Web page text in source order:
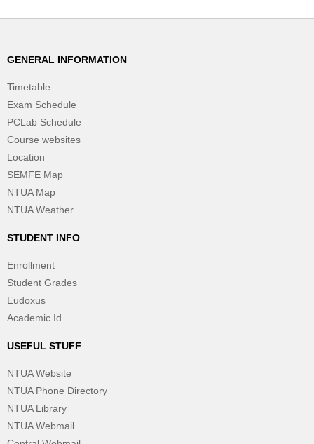
GENERAL INFORMATION
Timetable
Exam Schedule
PCLab Schedule
Course websites
Location
SEMFE Map
NTUA Map
NTUA Weather
STUDENT INFO
Enrollment
Student Grades
Eudoxus
Academic Id
USEFUL STUFF
NTUA Website
NTUA Phone Directory
NTUA Library
NTUA Webmail